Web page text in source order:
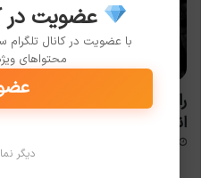
انتشار تریلر جدید داغ‌تر شد
عضویت در
با عضویت در کانال تلگرام
محتواهای
دیگر